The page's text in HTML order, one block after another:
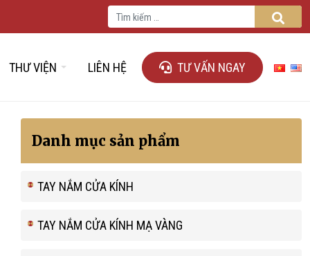
Tìm kiếm cho:
THƯ VIỆN LIÊN HỆ TƯ VẤN NGAY
Danh mục sản phẩm
TAY NẮM CỬA KÍNH
TAY NẮM CỬA KÍNH MẠ VÀNG